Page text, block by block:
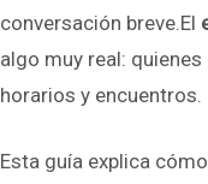
conversación breve.El
algo muy real:
horarios y
Esta guía explica